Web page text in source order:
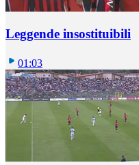
Leggende insostituibili
01:03